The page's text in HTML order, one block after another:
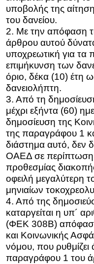
υποβολής της
του δανείου.
2. Με την απόφαση
άρθρου αυτού
υποχρεωτική για τα
επιμήκυνση των
όριο, δέκα (10) έτη
δανειολήπτη.
3. Από τη
μέχρι εξήντα (60)
δημοσίευση της
της παραγράφου 1
διάστημα αυτό, δεν
ΟΑΕΔ σε περίπτωση
προθεσμίας
οφειλή μεγαλύτερη
μηνιαίων
4. Από της
καταργείται η υπ´
(ΦΕΚ 308Β)
και Κοινωνικής
νόμου, που ρυθμίζει
παραγράφου 1 του